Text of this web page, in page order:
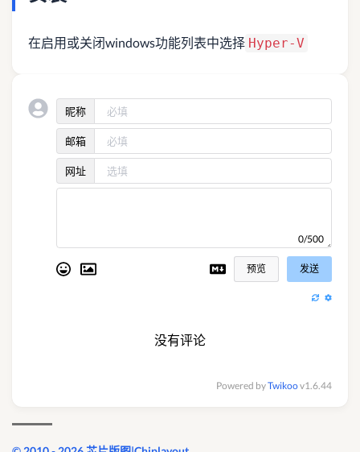
在启用或关闭windows功能列表中选择 Hyper-V
昵称
邮箱
网址
0/500
预览 发送
没有评论
Powered byTwikoov1.6.44